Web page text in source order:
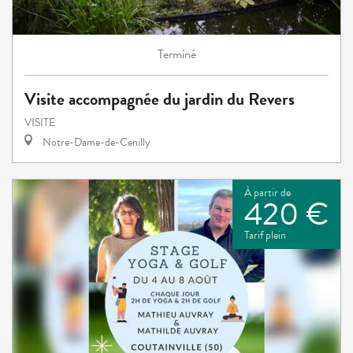
Terminé
Visite accompagnée du jardin du Revers
VISITE
Notre-Dame-de-Cenilly
À partir de
420 €
Tarif plein